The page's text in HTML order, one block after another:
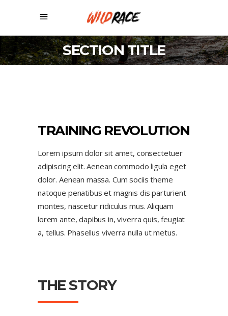
SECTION TITLE
TRAINING REVOLUTION
Lorem ipsum dolor sit amet, consectetuer
adipiscing elit. Aenean commodo ligula eget
dolor. Aenean massa. Cum sociis theme
natoque penatibus et magnis dis parturient
montes, nascetur ridiculus mus. Aliquam
lorem ante, dapibus in, viverra quis, feugiat
a, tellus. Phasellus viverra nulla ut metus.
THE STORY